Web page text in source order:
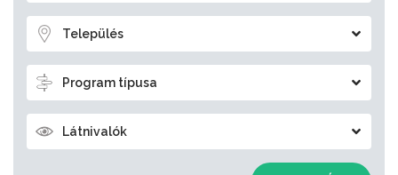
Település
Program típusa
Látnivalók